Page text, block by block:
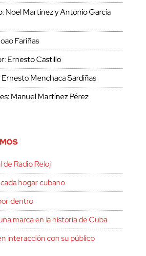
Noel Martínez y Antonio García
Fariñas
Ernesto Castillo
Menchaca Sardiñas
Manuel Martínez Pérez
de Radio Reloj
hogar cubano
dentro
marca en la historia de Cuba
interacción con su público